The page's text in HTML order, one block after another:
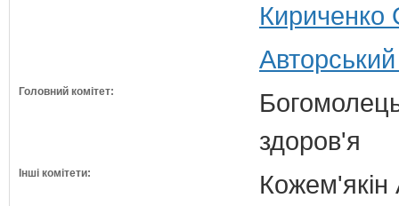
Кириченко
Головний комітет:
здоров'я
Інші комітети:
Кожем'якін